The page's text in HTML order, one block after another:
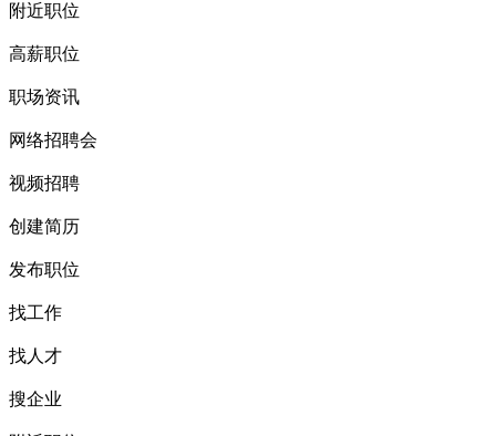
附近职位
高薪职位
职场资讯
网络招聘会
视频招聘
创建简历
发布职位
找工作
找人才
搜企业